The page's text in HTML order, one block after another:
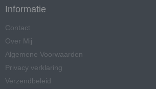
Informatie
Contact
Over Mij
Algemene Voorwaarden
Privacy verklaring
Verzendbeleid